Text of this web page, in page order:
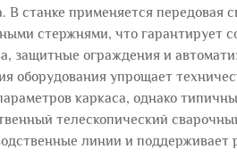
В станке применяется
стержнями, что гарантирует
защитные ограждения и
оборудования упрощает
каркаса, однако
телескопический
линии и